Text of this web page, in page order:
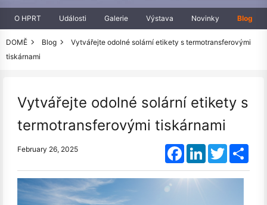
O HPRT Události Galerie Výstava Novinky Blog
DOMĚ Blog
Vytvářejte odolné solární etikety s termotransferovými
tiskárnami
Vytvářejte odolné solární etikety s
termotransferovými tiskárnami
February 26, 2025 FacebookLinkedInTwitter